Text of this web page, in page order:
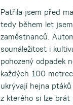
Patřila jsem před
tedy během let
zaměstnanců.
sounáležitost i
pohozený odpadek
každých 100
ukrývají hejna
z kterého si lze brát